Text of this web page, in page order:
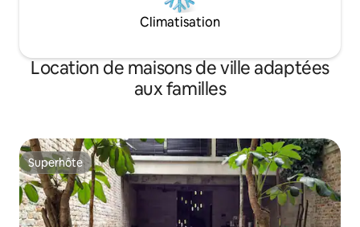
Climatisation
Location de maisons de ville adaptées
aux familles
Superhôte
Superhôte